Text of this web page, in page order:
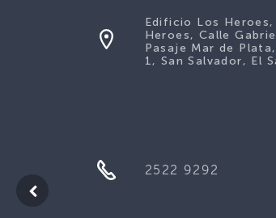
Edificio Los
Heroes, Calle
Pasaje Mar de
1, San Salvador, El
2522 9292